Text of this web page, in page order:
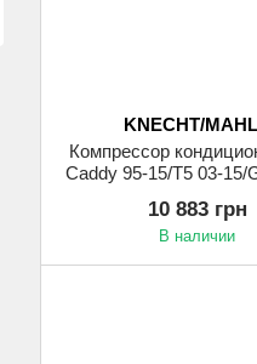
KNECHT/
Компрессор
Caddy 95-15/T5 03-15/
10 883 грн
В наличии